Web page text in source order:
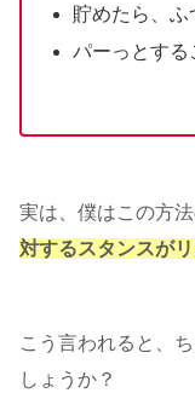
貯めたら、ふ
パーっとする
実は、僕はこの方
対するスタンスが
こう言われると、
しょうか？